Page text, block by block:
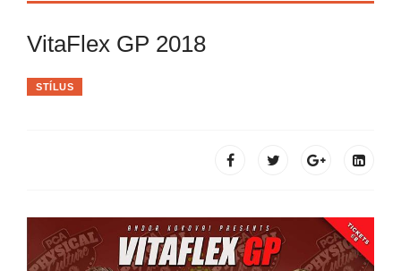
VitaFlex GP 2018
STÍLUS